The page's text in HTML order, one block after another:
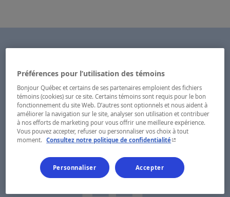
Préférences pour l’utilisation des témoins
Bonjour Québec et certains de ses partenaires emploient des fichiers
témoins (cookies) sur ce site. Certains témoins sont requis pour le bon
fonctionnement du site Web. D’autres sont optionnels et nous aident à
améliorer la navigation sur le site, analyser son utilisation et contribuer
à nos efforts de marketing pour vous offrir une meilleure expérience.
Vous pouvez accepter, refuser ou personnaliser vos choix à tout
moment. Consultez notre politique de confidentialité- Cet hyperlien
Personnaliser Accepter